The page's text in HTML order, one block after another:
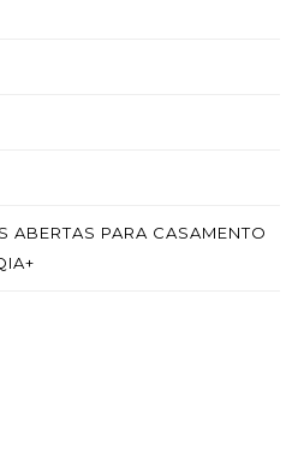
ABERTAS PARA CASAMENTO